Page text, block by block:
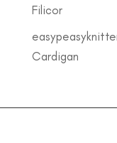
Filicor
Cardigan